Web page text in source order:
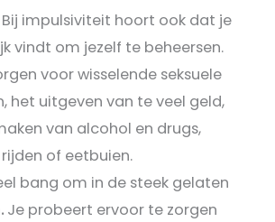
impulsiviteit hoort ook dat je
vindt om jezelf te beheersen.
voor wisselende seksuele
het uitgeven van te veel geld,
van alcohol en drugs,
of eetbuien.
bang om in de steek gelaten
. Je probeert ervoor te zorgen